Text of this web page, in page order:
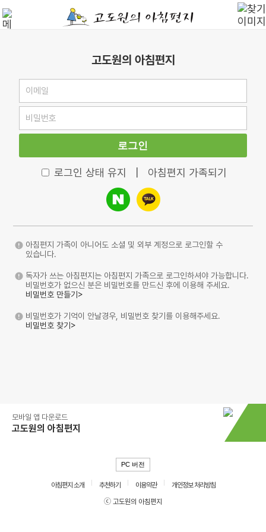
고도원의 아침편지
로그인
로그인 상태 유지 아침편지 가족되기
아침편지 가족이 아니어도 소셜 및 외부 계정으로 로그인할 수
있습니다.
독자가 쓰는 아침편지는 아침편지 가족으로 로그인하셔야 가능합니다.
비밀번호가 없으신 분은 비밀번호를 만드신 후에 이용해 주세요.
비밀번호 만들기>
비밀번호가 기억이 안날경우, 비밀번호 찾기를 이용해주세요.
비밀번호 찾기>
모바일 앱 다운로드
고도원의 아침편지
PC 버전
아침편지 소개 추천하기 이용약관
개인정보 처리방침
ⓒ 고도원의 아침편지